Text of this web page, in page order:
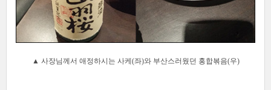
▲ 사장님께서 애정하시는 사케(좌)와 부산스러웠던 홍합볶음(우)